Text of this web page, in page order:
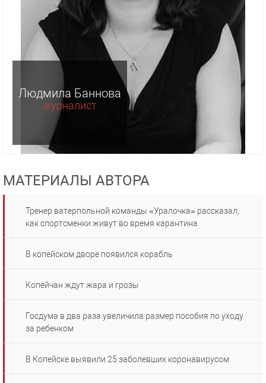
Людмила Баннова
журналист
МАТЕРИАЛЫ АВТОРА
Тренер ватерпольной команды «Уралочка» рассказал,
как спортсменки живут во время карантина
В копейском дворе появился корабль
Копейчан ждут жара и грозы
Госдума в два раза увеличила размер пособия по уходу
за ребенком
В Копейске выявили 25 заболевших коронавирусом